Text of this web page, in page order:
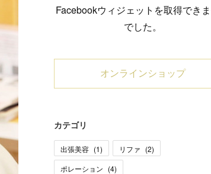
Facebookウィジェットを取得でき
でした。
オンラインショップ
カテゴリ
出張美容 (1) リファ (2)
ポレーション (4)